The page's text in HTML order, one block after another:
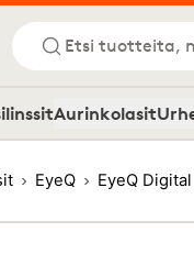
Etsi tuotteita,
Aurinkolasit
EyeQ EyeQ